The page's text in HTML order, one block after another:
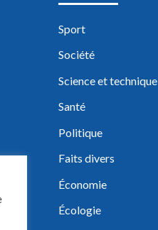
Sport
Société
Science et technique
Santé
Politique
Faits divers
Économie
Écologie